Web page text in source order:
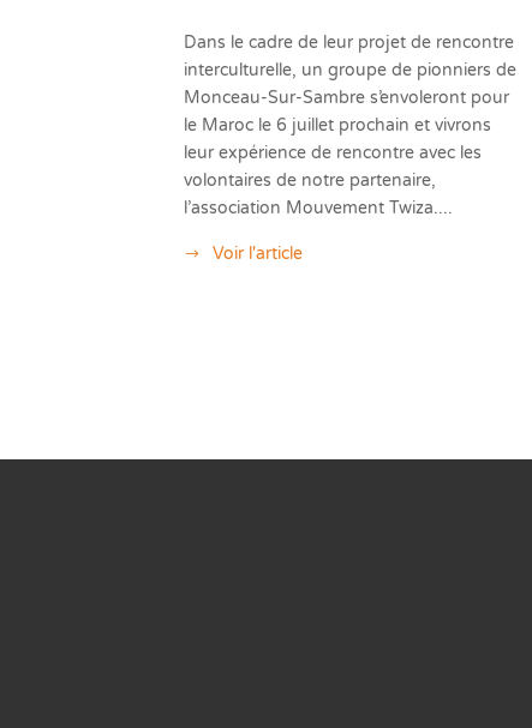
Dans le cadre de leur projet de rencontre
interculturelle, un groupe de pionniers de
Monceau-Sur-Sambre s’envoleront pour
le Maroc le 6 juillet prochain et vivrons
leur expérience de rencontre avec les
volontaires de notre partenaire,
l’association Mouvement Twiza....
Voir l'article